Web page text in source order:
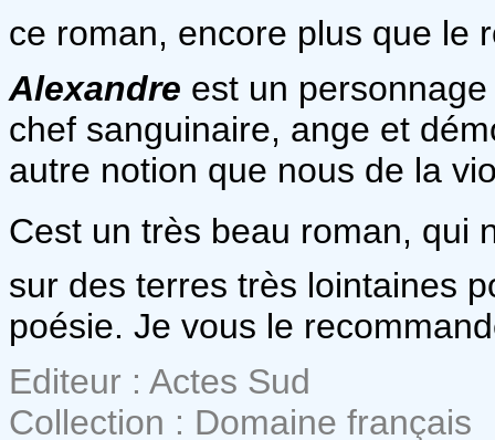
ce roman, encore plus que le
Alexandre est un
chef sanguinaire, ange et
autre notion que nous de la
Cest un très beau roman,
sur des terres très lointaines
poésie. Je vous le
Editeur : Actes Sud
Collection : Domaine français